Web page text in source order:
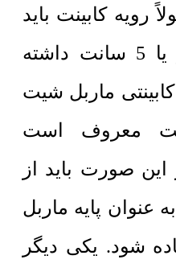
رویه کابینت باید
ضخامت 3 سانت و یا 5 سانت داشته
ماربل شیت
معروف است
این صورت باید از
پایه ماربل
استفاده شود. یکی دیگر